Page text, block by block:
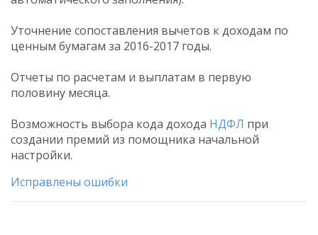
Уточнение сопоставления вычетов к доходам по
ценным бумагам за 2016-2017 годы.
Отчеты по расчетам и выплатам в первую
половину месяца.
Возможность выбора кода дохода НДФЛ при
создании премий из помощника начальной
настройки.
Исправлены ошибки